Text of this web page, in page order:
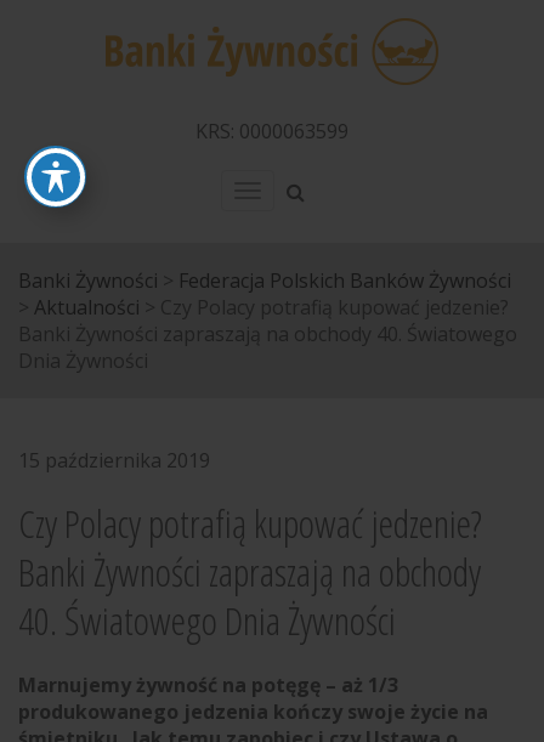
KRS: 0000063599
Menu
Banki Żywności > Federacja Polskich Banków Żywności
> Aktualności > Czy Polacy potrafią kupować jedzenie?
Banki Żywności zapraszają na obchody 40. Światowego
Dnia Żywności
15 października 2019
Czy Polacy potrafią kupować jedzenie?
Banki Żywności zapraszają na obchody
40. Światowego Dnia Żywności
Marnujemy żywność na potęgę – aż 1/3
produkowanego jedzenia kończy swoje życie na